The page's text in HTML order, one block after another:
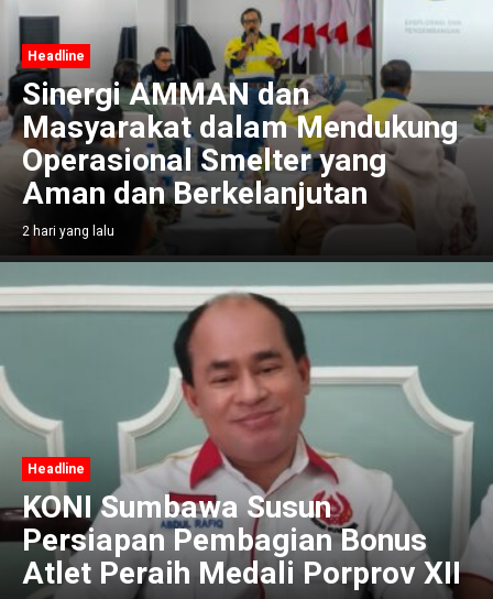
Headline
Sinergi AMMAN dan
Masyarakat dalam Mendukung
Operasional Smelter yang
Aman dan Berkelanjutan
2 hari yang lalu
Headline
KONI Sumbawa Susun
Persiapan Pembagian Bonus
Atlet Peraih Medali Porprov XII